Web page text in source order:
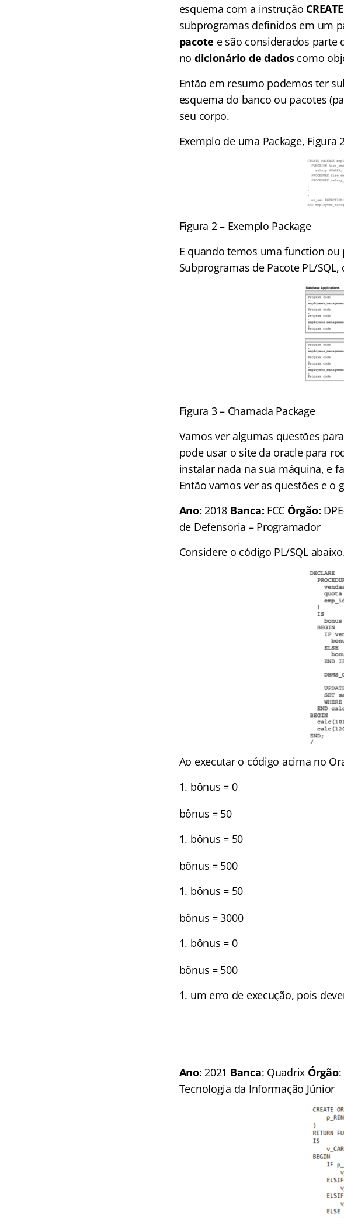
esquema com a instrução
subprogramas definidos em um
pacote e são considerados parte
no dicionário de dadoscomo
Então em resumo podemos ter
esquema do banco ou pacotes
seu corpo.
Exemplo de uma Package, Figura
Figura 2 – Exemplo Package
E quando temos uma function ou
Subprogramas de Pacote PL/
Figura 3 – Chamada Package
Vamos ver algumas questões
pode usar o site da oracle para
instalar nada na sua máquina, e
Então vamos ver as questões e
Ano:2018 Banca: FCC Órgão:
de Defensoria – Programador
Considere o código PL/SQL
Ao executar o código acima no
bônus = 0
bônus = 50
bônus = 50
bônus = 500
bônus = 50
bônus = 3000
bônus = 0
bônus = 500
um erro de execução, pois
Ano: 2021 Banca: Quadrix Órgão:
Tecnologia da Informação Júnior